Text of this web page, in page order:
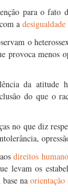
para o fato
a
o
provoca menos
da atitude
do que o
no que diz
direitos
levam os
na orientação